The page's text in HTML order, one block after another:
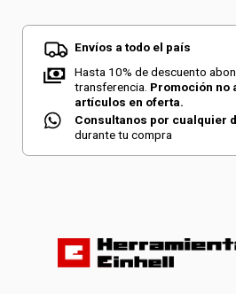
Envíos a todo el país
Hasta 10% de descuento
transferencia. Promoción no
artículos en oferta.
Consultanos por cualquier
durante tu compra